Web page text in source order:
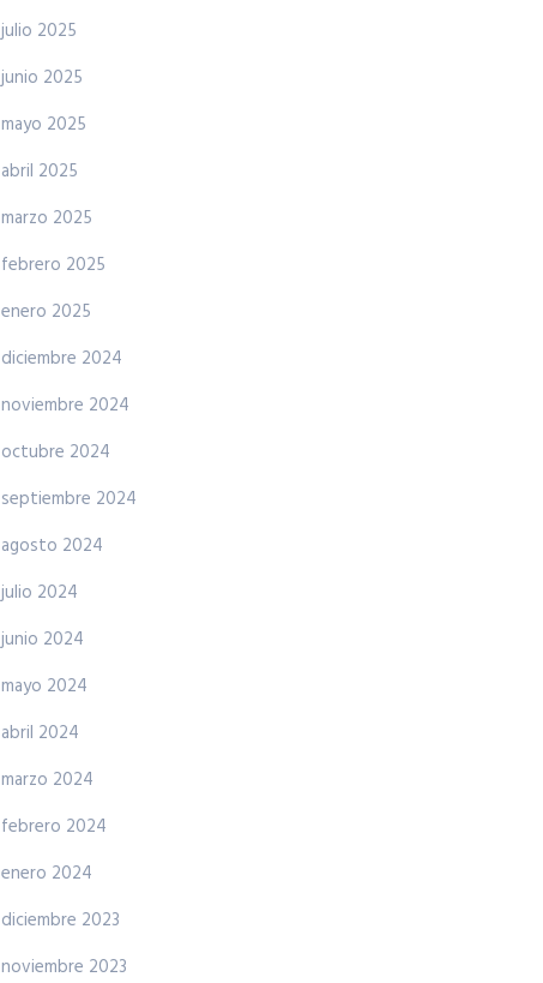
julio 2025
junio 2025
mayo 2025
abril 2025
marzo 2025
febrero 2025
enero 2025
diciembre 2024
noviembre 2024
octubre 2024
septiembre 2024
agosto 2024
julio 2024
junio 2024
mayo 2024
abril 2024
marzo 2024
febrero 2024
enero 2024
diciembre 2023
noviembre 2023